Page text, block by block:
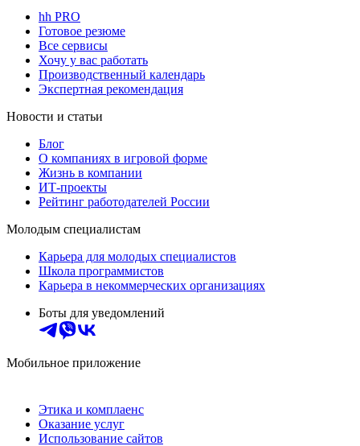
hh PRO
Готовое резюме
Все сервисы
Хочу у вас работать
Производственный календарь
Экспертная рекомендация
Новости и статьи
Блог
О компаниях в игровой форме
Жизнь в компании
ИТ-проекты
Рейтинг работодателей России
Молодым специалистам
Карьера для молодых специалистов
Школа программистов
Карьера в некоммерческих организациях
Боты для уведомлений
Мобильное приложение
Этика и комплаенс
Оказание услуг
Использование сайтов